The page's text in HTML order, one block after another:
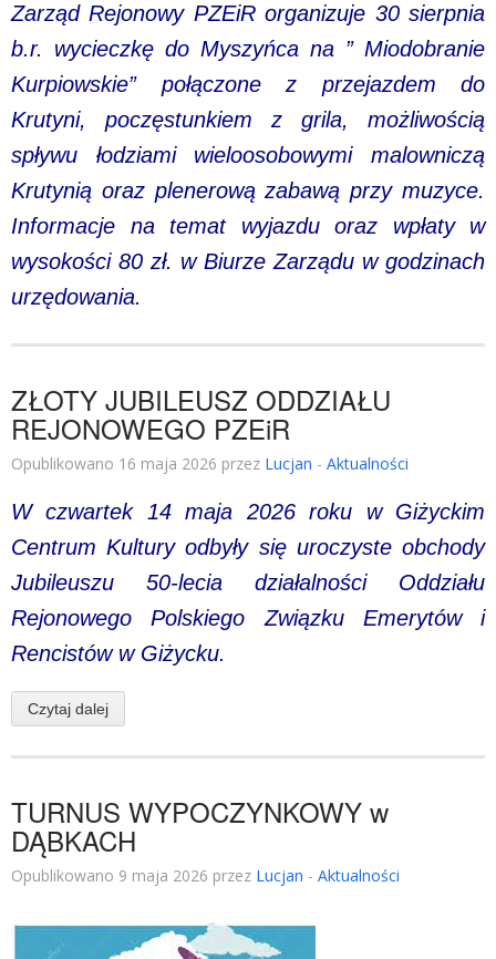
Zarząd Rejonowy PZEiR organizuje 30 sierpnia
b.r. wycieczkę do Myszyńca na ” Miodobranie
Kurpiowskie” połączone z przejazdem do
Krutyni, poczęstunkiem z grila, możliwością
spływu łodziami wieloosobowymi malowniczą
Krutynią oraz plenerową zabawą przy muzyce.
Informacje na temat wyjazdu oraz wpłaty w
wysokości 80 zł. w Biurze Zarządu w godzinach
urzędowania.
ZŁOTY JUBILEUSZ ODDZIAŁU
REJONOWEGO PZEiR
Opublikowano 16 maja 2026 przez Lucjan - Aktualności
W czwartek 14 maja 2026 roku w Giżyckim
Centrum Kultury odbyły się uroczyste obchody
Jubileuszu 50-lecia działalności Oddziału
Rejonowego Polskiego Związku Emerytów i
Rencistów w Giżycku.
Czytaj dalej
TURNUS WYPOCZYNKOWY w
DĄBKACH
Opublikowano 9 maja 2026 przez Lucjan - Aktualności